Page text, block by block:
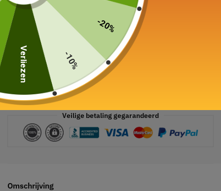
Veilige betaling gegarandeerd
Omschrijving
-20%
-10%
Verliezen